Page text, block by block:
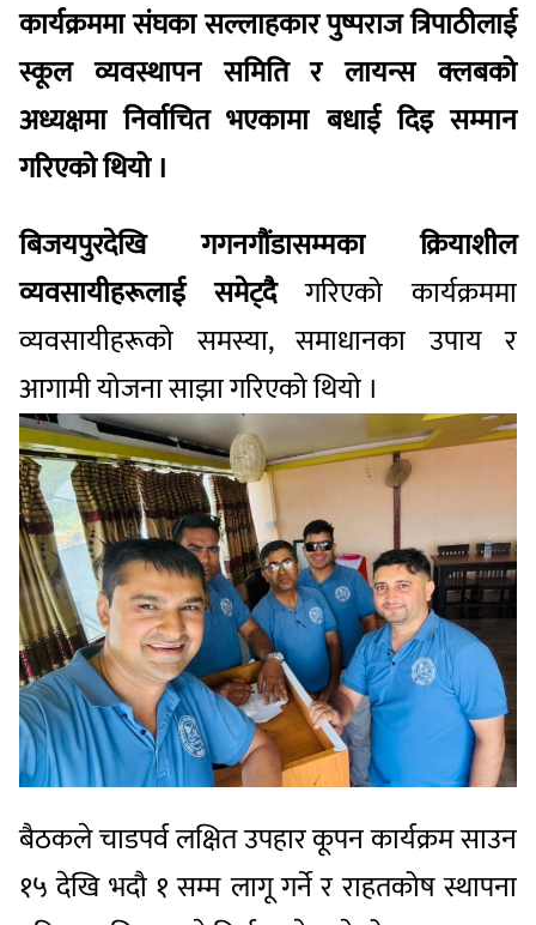
कार्यक्रममा संघका सल्लाहकार पुष्पराज त्रिपाठीलाई
स्कूल व्यवस्थापन समिति र लायन्स क्लबको
अध्यक्षमा निर्वाचित भएकामा बधाई दिइ सम्मान
गरिएको थियो ।
बिजयपुरदेखि गगनगौंडासम्मका क्रियाशील
व्यवसायीहरूलाई समेट्दैगरिएको कार्यक्रममा
व्यवसायीहरूको समस्या, समाधानका उपाय र
आगामी योजना साझा गरिएको थियो ।
बैठकले चाडपर्व लक्षित उपहार कूपन कार्यक्रम साउन
१५ देखि भदौ १ सम्म लागू गर्ने र राहतकोष स्थापना